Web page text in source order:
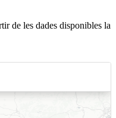
de les dades disponibles la